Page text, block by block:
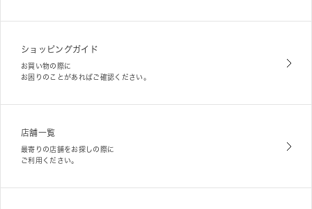
ショッピングガイド
お買い物の際に
お困りのことがあればご確認ください。
店舗一覧
最寄りの店舗をお探しの際に
ご利用ください。